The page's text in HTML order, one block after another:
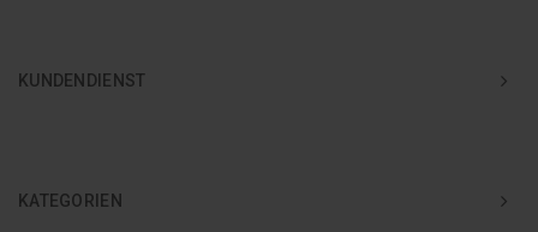
KUNDENDIENST
KATEGORIEN